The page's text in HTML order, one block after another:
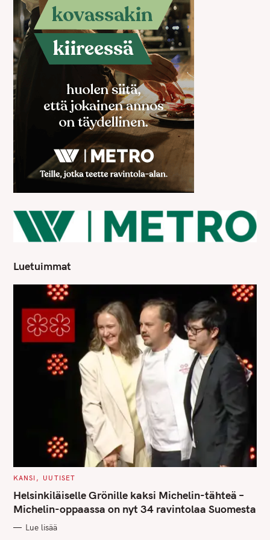
Luetuimmat
C
T
E
G
O
I
KANSI UUTISET
Helsinkiläiselle Grönille kaksi Michelin-tähteä –
Michelin-oppaassa on nyt 34 ravintolaa Suomesta
Lue lisää